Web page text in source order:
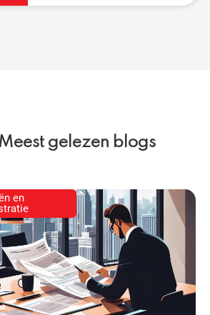
gelezen blogs
en